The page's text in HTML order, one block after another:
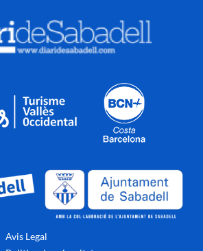
Avis Legal